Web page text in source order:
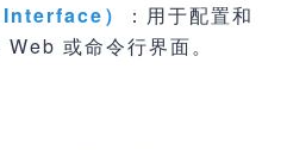
）
：用于配置和
或命令行界面。